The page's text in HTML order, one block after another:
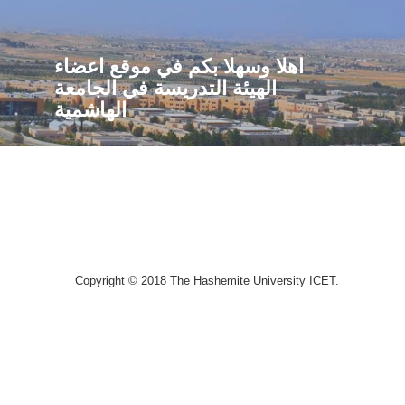
اهلا وسهلا بكم في موقع اعضاء
الهيئة التدريسة في الجامعة
الهاشمية
Copyright © 2018 The Hashemite University ICET.